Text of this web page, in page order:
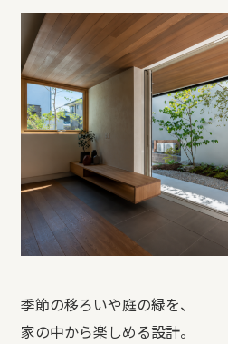
季節の移ろいや庭の緑を、
家の中から楽しめる設計。